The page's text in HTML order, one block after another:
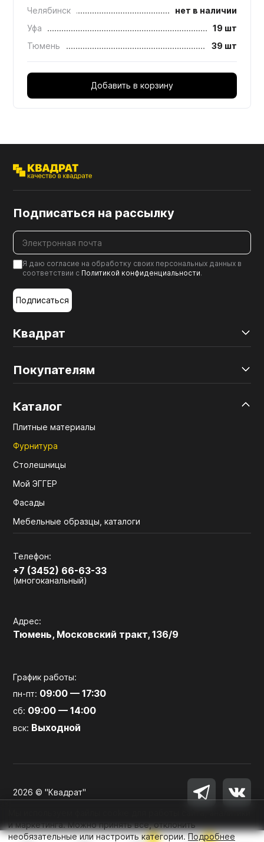
0 0
Челябинск
нет в наличии
Уфа
19 шт
Тюмень
39 шт
Добавить в корзину
Квадрат
Покупателям
Каталог
Плитные материалы
Фурнитура
Столешницы
Мой ЭГГЕР
Фасады
Мебельные образцы, каталоги
Телефон:
+7 (3452) 66-63-33
(многоканальный)
Адрес:
Тюмень, Московский тракт, 136/9
График работы:
пн-пт: 09:00 — 17:30
сб: 09:00 — 14:00
вск: Выходной
Подписаться на рассылку
Я даю согласие на обработку своих персональных данных в
соответствии с Политикой конфиденциальности.
Подписаться
2026 © "Квадрат"
и маркетинга. Можно принять все, отклонить
необязательные или настроить категории.Подробнее